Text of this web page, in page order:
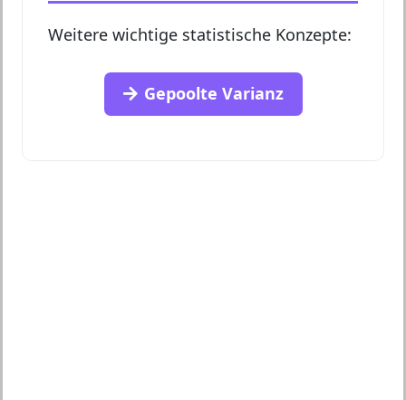
Weitere wichtige statistische Konzepte:
Gepoolte Varianz